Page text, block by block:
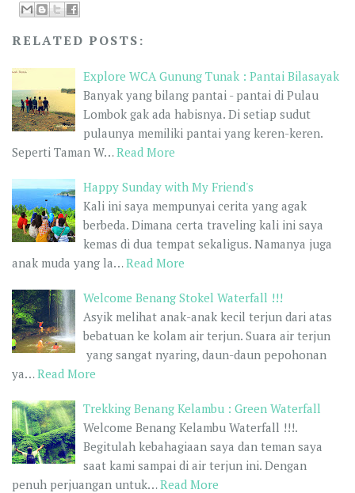
RELATED POSTS:
Explore WCA Gunung Tunak : Pantai Bilasayak
Banyak yang bilang pantai - pantai di Pulau
Lombok gak ada habisnya. Di setiap sudut
pulaunya memiliki pantai yang keren-keren.
Seperti Taman W… Read More
Happy Sunday with My Friend's
Kali ini saya mempunyai cerita yang agak
berbeda. Dimana certa traveling kali ini saya
kemas di dua tempat sekaligus. Namanya juga
anak muda yang la… Read More
Welcome Benang Stokel Waterfall !!!
Asyik melihat anak-anak kecil terjun dari atas
bebatuan ke kolam air terjun. Suara air terjun
yang sangat nyaring, daun-daun pepohonan
ya… Read More
Trekking Benang Kelambu : Green Waterfall
Welcome Benang Kelambu Waterfall !!!.
Begitulah kebahagiaan saya dan teman saya
saat kami sampai di air terjun ini. Dengan
penuh perjuangan untuk… Read More